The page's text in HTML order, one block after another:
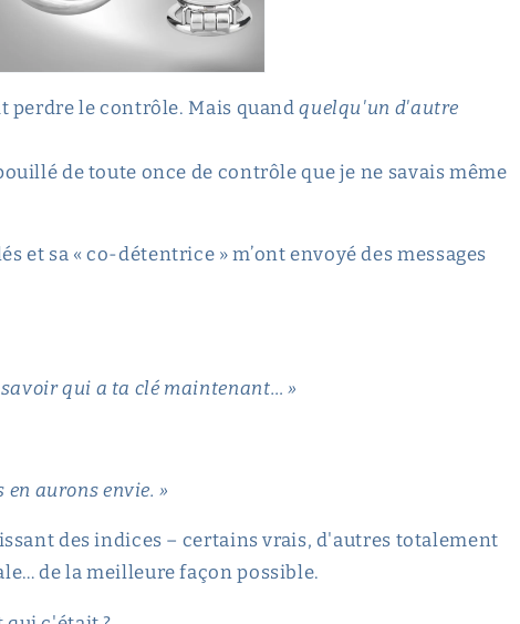
perdre le contrôle. Mais quandquelqu'un d'autre
de toute once de contrôle que je ne savais même
et sa « co-détentrice » m’ont envoyé des messages
savoir qui a ta clé maintenant… »
aurons envie. »
des indices – certains vrais, d'autres totalement
de la meilleure façon possible.